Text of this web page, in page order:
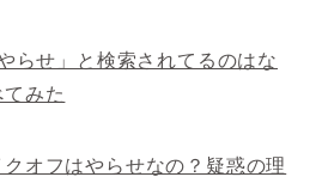
らせ」と検索されてるのはな
みた
オフはやらせなの？疑惑の理